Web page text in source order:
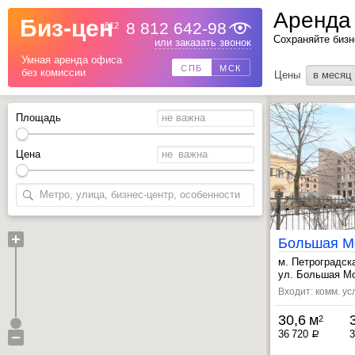
Биз-цен
Умная аренда офиса
без комиссии
812 8 812 642-98
или заказать звонок
СПБ МСК
Площадь
Цена
Назад
Аренда
Сохраняйте
Цены в месяц
м.
, Выборгская
ул. Большая
Входит: комм.
30,6 м2
36 720 a